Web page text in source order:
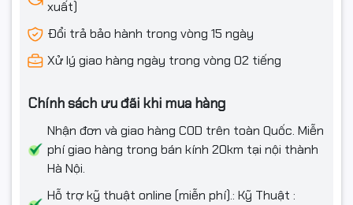
xuất)
Đổi trả bảo hành trong vòng 15 ngày
Xử lý giao hàng ngày trong vòng 02 tiếng
Chính sách ưu đãi khi mua hàng
Nhận đơn và giao hàng COD trên toàn Quốc. Miễn
phí giao hàng trong bán kính 20km tại nội thành
Hà Nội.
Hỗ trợ kỹ thuật online (miễn phí).: Kỹ Thuật :